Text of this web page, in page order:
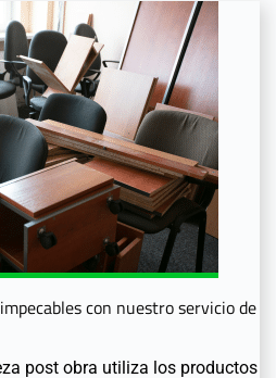
con nuestro servicio de
post obra utiliza los productos